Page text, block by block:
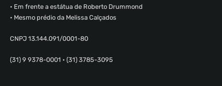
• Em frente a estátua de Roberto Drummond
• Mesmo prédio da Melissa Calçados
CNPJ 13.144.091/0001-80
(31) 9 9378-0001 • (31) 3785-3095